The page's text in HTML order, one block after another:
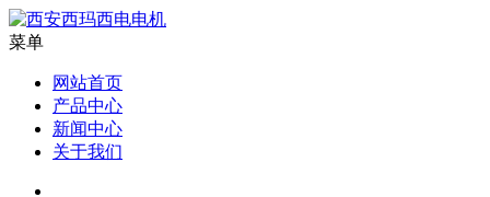
菜单
网站首页
产品中心
新闻中心
关于我们